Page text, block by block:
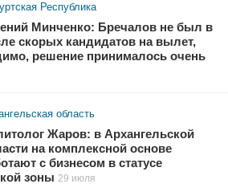
Республика
Минченко: Бречалов не был в
скорых кандидатов на вылет,
решение принималось очень
область
Жаров: в Архангельской
на комплексной основе
с бизнесом в статусе
зоны 29 июля